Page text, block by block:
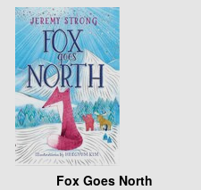
Fox Goes North